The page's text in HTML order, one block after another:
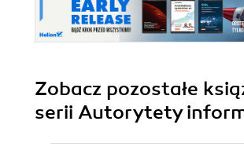
Zobacz pozostałe
serii Autorytety